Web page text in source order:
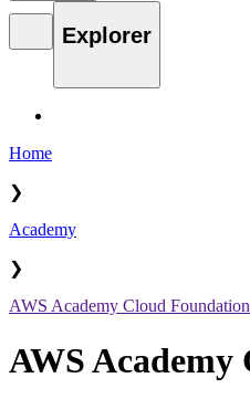
Explorer
Home
❯
Academy
❯
AWS Academy Cloud
AWS